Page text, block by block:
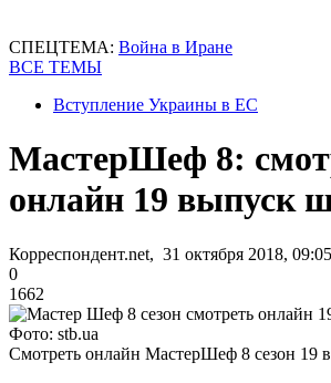
СПЕЦТЕМА: Война в Иране
ВСЕ ТЕМЫ
Вступление Украины в ЕС
МастерШеф 8:
онлайн 19 выпуск
Корреспондент.net, 31 октября 2018, 09:05
0
1662
Фото: stb.ua
Смотреть онлайн МастерШеф 8 сезон 19